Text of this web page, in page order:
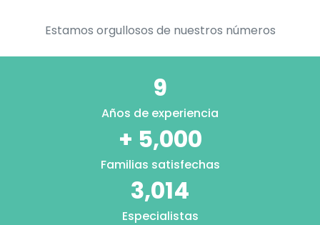
Estamos orgullosos de nuestros números
9
Años de experiencia
+ 5,000
Familias satisfechas
3,014
Especialistas